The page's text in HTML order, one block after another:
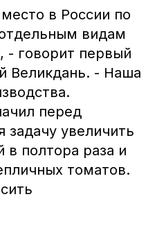
в России по
видам
- говорит первый
Великдань. - Наша
перед
увеличить
в полтора раза и
томатов.